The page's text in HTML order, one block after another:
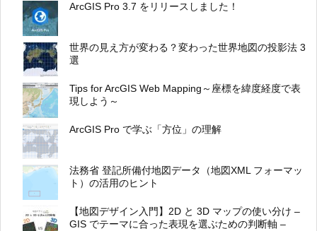
ArcGIS Pro 3.7 をリリースしました！
世界の見え方が変わる？変わった世界地図の投影法 3
選
Tips for ArcGIS Web Mapping～座標を緯度経度で表
現しよう～
ArcGIS Pro で学ぶ「方位」の理解
法務省 登記所備付地図データ（地図XML フォーマッ
ト）の活用のヒント
【地図デザイン入門】2D と 3D マップの使い分け –
GIS でテーマに合った表現を選ぶための判断軸 –